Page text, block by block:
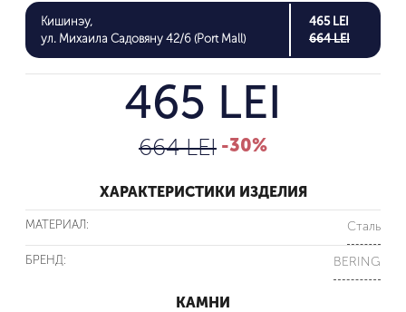
Кишинэу,
ул. Михаила Садовяну 42/6 (Port Mall)
465 LEI
664 LEI
465 LEI
664 LEI -30%
ХАРАКТЕРИСТИКИ ИЗДЕЛИЯ
МАТЕРИАЛ: Сталь
БРЕНД: BERING
КАМНИ